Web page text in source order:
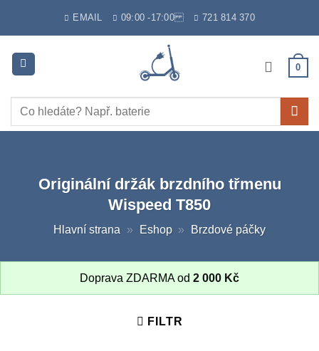
EMAIL 09:00 -17:00 721 814 370
0
Hledat:
Originální držák brzdního třmenu
Wispeed T850
Hlavní strana » Eshop » Brzdové páčky
Doprava ZDARMA od 2 000 Kč
FILTR